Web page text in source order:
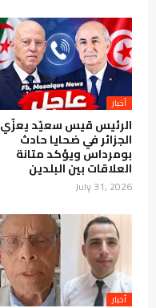
أخبار
الرئيس قيس سعيّد يعزّي
الجزائر في ضحايا حادث
بومرداس ويؤكد متانة
العلاقات بين البلدين
July 31, 2026
أخبار